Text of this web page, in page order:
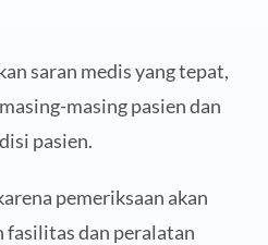
saran medis yang tepat,
masing pasien dan
pasien.
pemeriksaan akan
fasilitas dan peralatan